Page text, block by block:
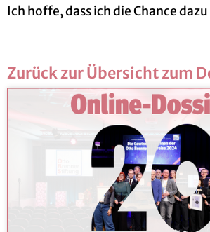
Ich hoffe, dass ich die Chan­ce
Zu­rück zur Über­sicht zum